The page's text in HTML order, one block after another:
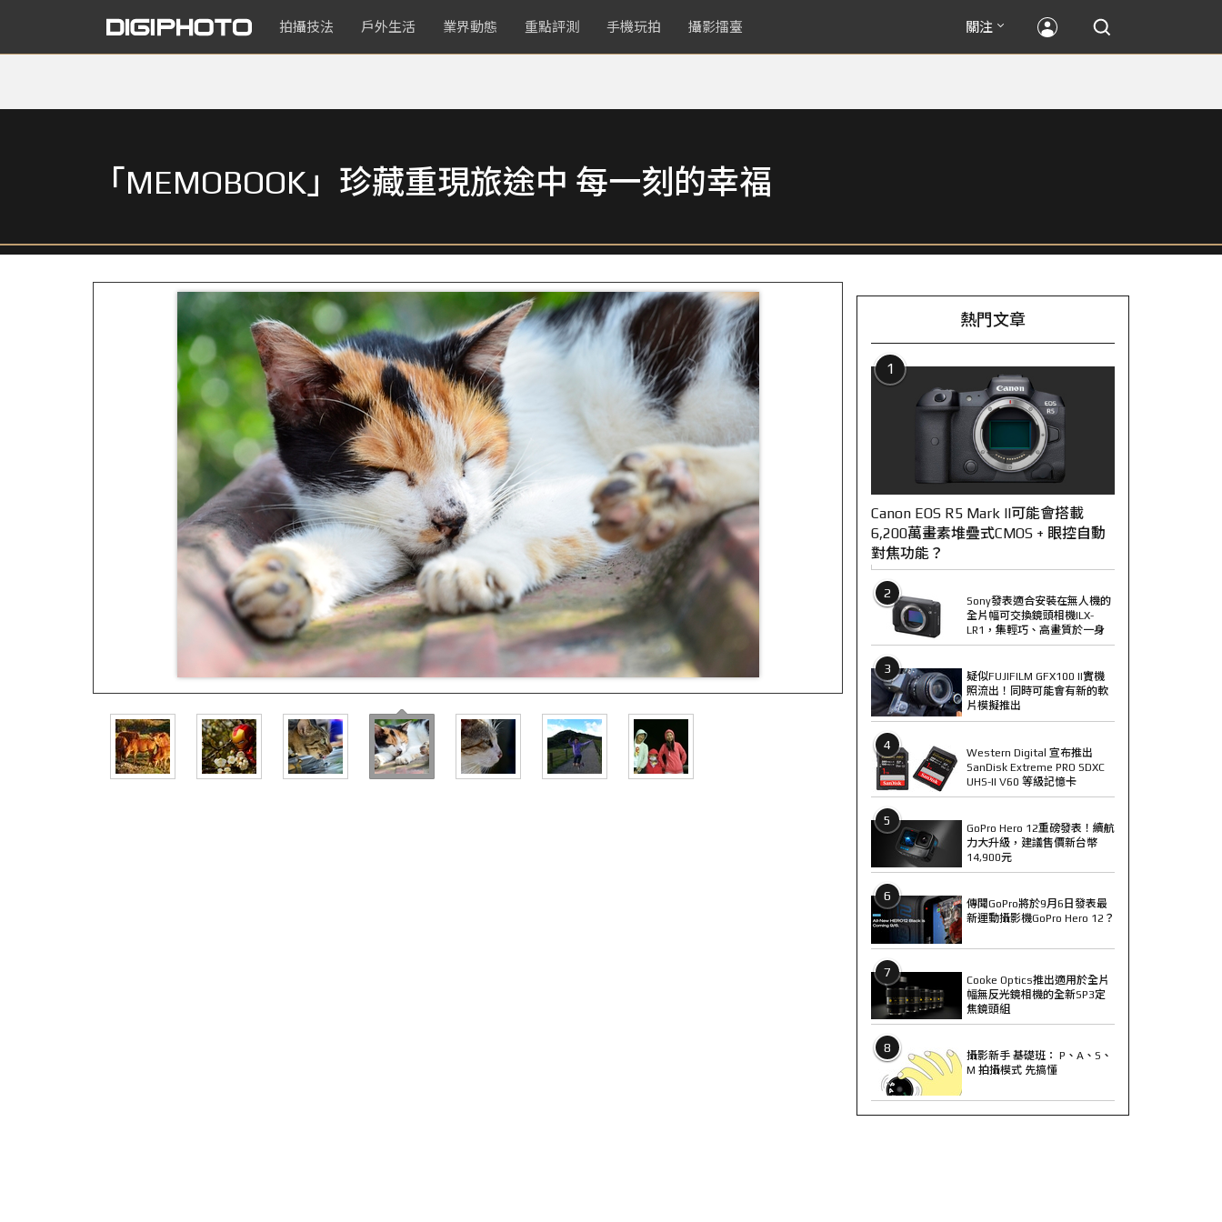
拍攝技法 戶外生活 業界動態 重點評測 手機玩拍 攝影擂臺 關注
「MEMOBOOK」珍藏重現旅途中 每一刻的幸福
熱門文章
1
Canon EOS R5 Mark II可能會搭載
6,200萬畫素堆疊式CMOS + 眼控自動
對焦功能？
2
Sony發表適合安裝在無人機的
全片幅可交換鏡頭相機ILX-
LR1，集輕巧、高畫質於一身
3
疑似FUJIFILM GFX100 II實機
照流出！同時可能會有新的軟
片模擬推出
4
Western Digital 宣布推出
SanDisk Extreme PRO SDXC
UHS-II V60 等級記憶卡
5
GoPro Hero 12重磅發表！續航
力大升級，建議售價新台幣
14,900元
6
傳聞GoPro將於9月6日發表最
新運動攝影機GoPro Hero 12？
7
Cooke Optics推出適用於全片
幅無反光鏡相機的全新SP3定
焦鏡頭組
8
攝影新手 基礎班： P、A、S、
M 拍攝模式 先搞懂